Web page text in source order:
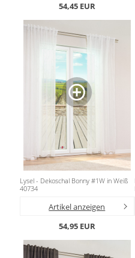
54,45 EUR
Lysel - Dekoschal Bonny #1W in Weiß
40734
Artikel anzeigen
54,95 EUR